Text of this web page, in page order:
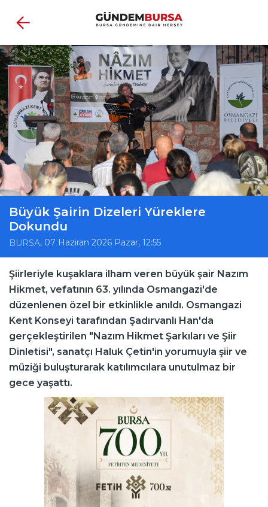
Büyük Şairin Dizeleri Yüreklere
Dokundu
BURSA, 07 Haziran 2026 Pazar, 12:55
Şiirleriyle kuşaklara ilham veren büyük şair Nazım
Hikmet, vefatının 63. yılında Osmangazi'de
düzenlenen özel bir etkinlikle anıldı. Osmangazi
Kent Konseyi tarafından Şadırvanlı Han'da
gerçekleştirilen "Nazım Hikmet Şarkıları ve Şiir
Dinletisi", sanatçı Haluk Çetin'in yorumuyla şiir ve
müziği buluşturarak katılımcılara unutulmaz bir
gece yaşattı.